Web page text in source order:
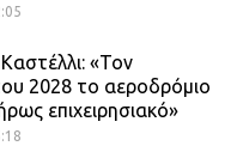
«Τον
2028 το αεροδρόμιο
επιχειρησιακό»